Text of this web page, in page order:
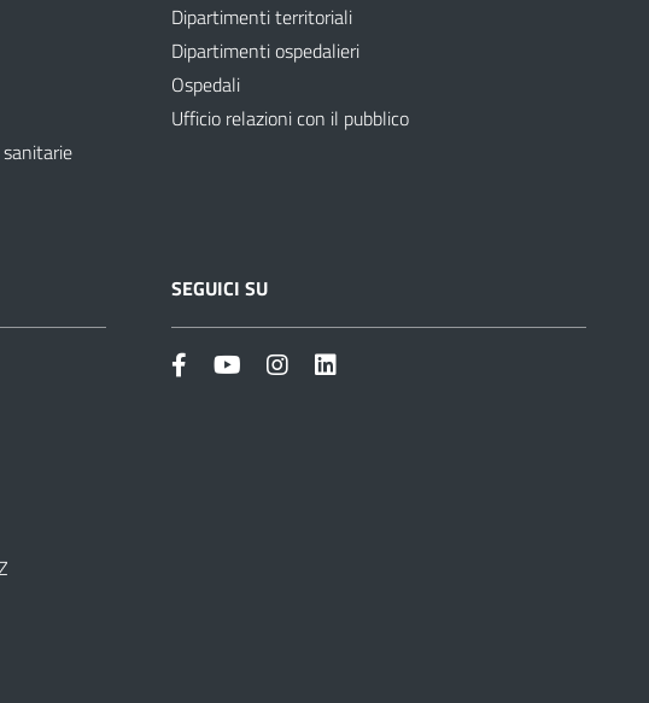
Dipartimenti territoriali
Dipartimenti ospedalieri
Ospedali
Ufficio relazioni con il pubblico
SEGUICI SU